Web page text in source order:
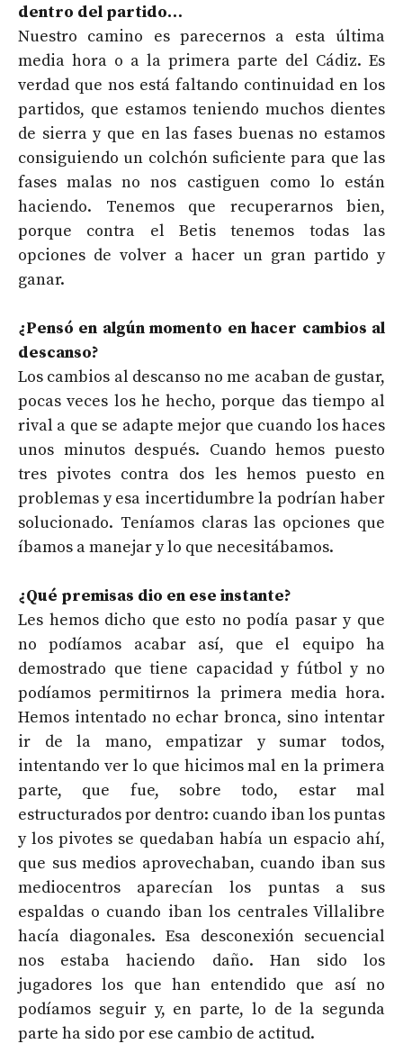
dentro del partido…
Nuestro camino es parecernos a esta última
media hora o a la primera parte del Cádiz. Es
verdad que nos está faltando continuidad en los
partidos, que estamos teniendo muchos dientes
de sierra y que en las fases buenas no estamos
consiguiendo un colchón suficiente para que las
fases malas no nos castiguen como lo están
haciendo. Tenemos que recuperarnos bien,
porque contra el Betis tenemos todas las
opciones de volver a hacer un gran partido y
ganar.
¿Pensó en algún momento en hacer cambios al
descanso?
Los cambios al descanso no me acaban de gustar,
pocas veces los he hecho, porque das tiempo al
rival a que se adapte mejor que cuando los haces
unos minutos después. Cuando hemos puesto
tres pivotes contra dos les hemos puesto en
problemas y esa incertidumbre la podrían haber
solucionado. Teníamos claras las opciones que
íbamos a manejar y lo que necesitábamos.
¿Qué premisas dio en ese instante?
Les hemos dicho que esto no podía pasar y que
no podíamos acabar así, que el equipo ha
demostrado que tiene capacidad y fútbol y no
podíamos permitirnos la primera media hora.
Hemos intentado no echar bronca, sino intentar
ir de la mano, empatizar y sumar todos,
intentando ver lo que hicimos mal en la primera
parte, que fue, sobre todo, estar mal
estructurados por dentro: cuando iban los puntas
y los pivotes se quedaban había un espacio ahí,
que sus medios aprovechaban, cuando iban sus
mediocentros aparecían los puntas a sus
espaldas o cuando iban los centrales Villalibre
hacía diagonales. Esa desconexión secuencial
nos estaba haciendo daño. Han sido los
jugadores los que han entendido que así no
podíamos seguir y, en parte, lo de la segunda
parte ha sido por ese cambio de actitud.